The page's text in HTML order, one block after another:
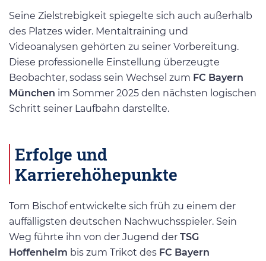
Seine Zielstrebigkeit spiegelte sich auch außerhalb
des Platzes wider. Mentaltraining und
Videoanalysen gehörten zu seiner Vorbereitung.
Diese professionelle Einstellung überzeugte
Beobachter, sodass sein Wechsel zum FC Bayern
München im Sommer 2025 den nächsten logischen
Schritt seiner Laufbahn darstellte.
Erfolge und
Karrierehöhepunkte
Tom Bischof entwickelte sich früh zu einem der
auffälligsten deutschen Nachwuchsspieler. Sein
Weg führte ihn von der Jugend der TSG
Hoffenheim bis zum Trikot des FC Bayern